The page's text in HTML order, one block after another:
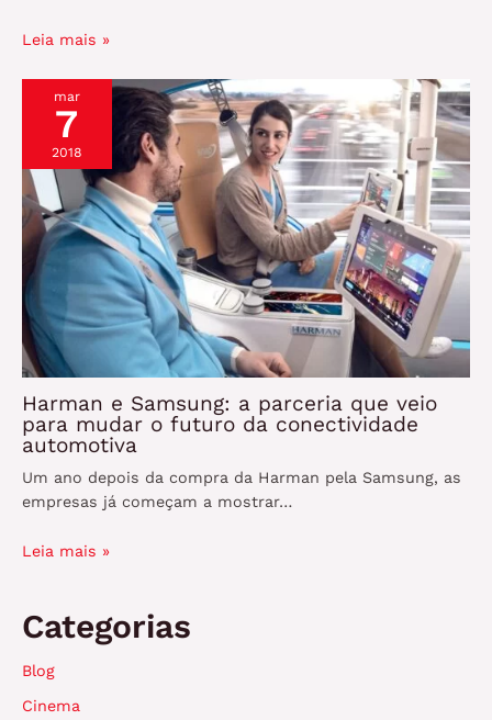
Leia mais »
mar
7
2018
Harman e Samsung: a parceria que veio
para mudar o futuro da conectividade
automotiva
Um ano depois da compra da Harman pela Samsung, as
empresas já começam a mostrar…
Leia mais »
Categorias
Blog
Cinema